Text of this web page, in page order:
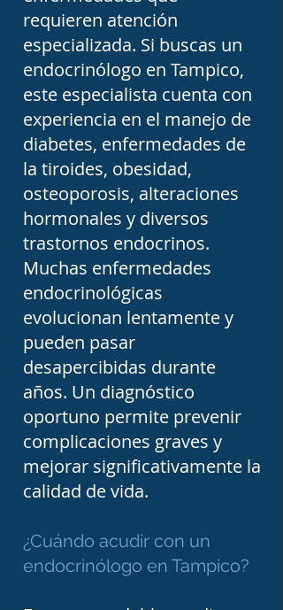
hiperparatiroidismo puede
ocasionar osteoporosis,
cálculos renales y
fracturas, mientras que el
hipoparatiroidismo
produce niveles bajos de
calcio que pueden
manifestarse con
calambres, hormigueo y
espasmos musculares.
Las alteraciones
hormonales relacionadas
con la reproducción
constituyen otro motivo
frecuente de consulta.
Mujeres con síndrome de
ovario poliquístico,
irregularidades
menstruales, infertilidad o
requieren atención
especializada. Si buscas un
endocrinólogo en Tampico,
este especialista cuenta con
experiencia en el manejo de
diabetes, enfermedades de
la tiroides, obesidad,
osteoporosis, alteraciones
hormonales y diversos
trastornos endocrinos.
Muchas enfermedades
endocrinológicas
evolucionan lentamente y
pueden pasar
desapercibidas durante
años. Un diagnóstico
oportuno permite prevenir
complicaciones graves y
mejorar significativamente la
calidad de vida.
¿Cuándo acudir con un
endocrinólogo en Tampico?